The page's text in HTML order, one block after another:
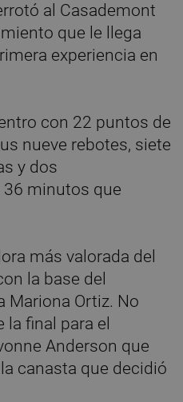
al Casademont
que le llega
experiencia en
con 22 puntos de
nueve rebotes, siete
y dos
minutos que
más valorada del
la base del
Mariona Ortiz. No
final para el
Anderson que
canasta que decidió